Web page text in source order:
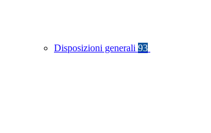
Disposizioni generali 93